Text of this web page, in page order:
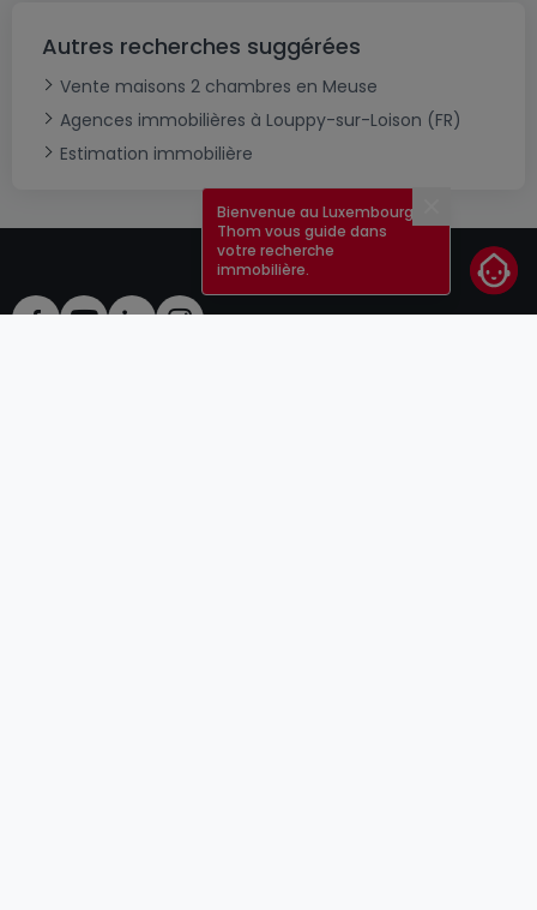
Autres recherches suggérées
Vente maisons 2 chambres en Meuse
Agences immobilières à Louppy-sur-Loison (FR)
Estimation immobilière
Bienvenue au Luxembourg !
Thom vous guide dans
votre recherche
immobilière.